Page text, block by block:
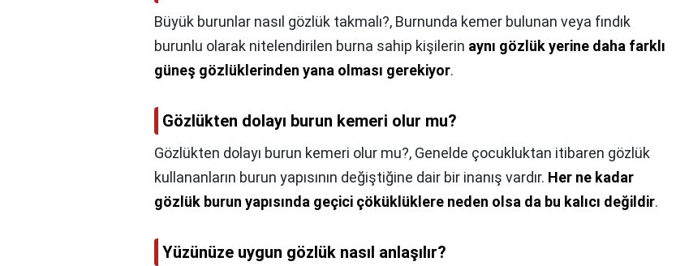
Büyük burunlar nasıl gözlük takmalı?, Burnunda kemer bulunan veya fındık
burunlu olarak nitelendirilen burna sahip kişilerin aynı gözlük yerine daha farklı
güneş gözlüklerinden yana olması gerekiyor.
Gözlükten dolayı burun kemeri olur mu?
Gözlükten dolayı burun kemeri olur mu?, Genelde çocukluktan itibaren gözlük
kullananların burun yapısının değiştiğine dair bir inanış vardır. Her ne kadar
gözlük burun yapısında geçici çöküklüklere neden olsa da bu kalıcı değildir.
Yüzünüze uygun gözlük nasıl anlaşılır?